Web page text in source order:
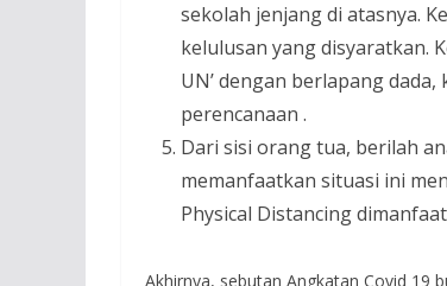
sekolah jenjang di atasnya.
kelulusan yang disyaratkan.
UN’ dengan berlapang
perencanaan .
Dari sisi orang tua, berilah
memanfaatkan situasi ini
Physical Distancing
Akhirnya, sebutan Angkatan Covid 19